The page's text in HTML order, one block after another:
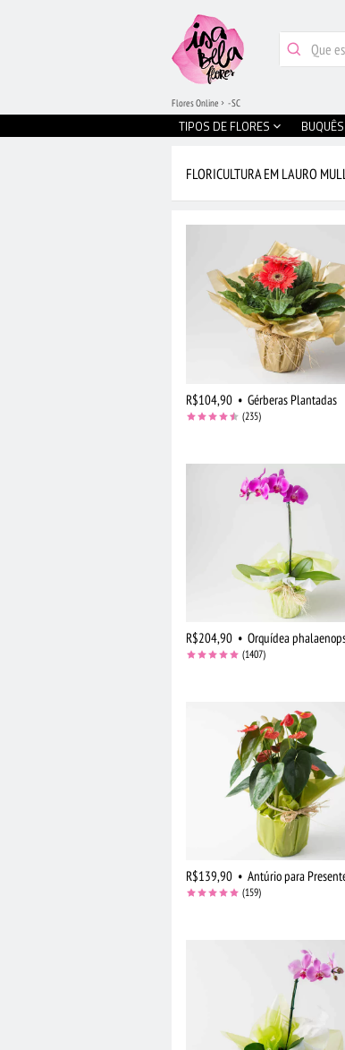
TIPOS DE FLORES
Flores Online - SC
FLORICULTURA EM LAURO
R$104,90 • Gérberas Plantadas
(235)
R$204,90 • Orquídea
(1407)
R$139,90 • Antúrio para
(159)